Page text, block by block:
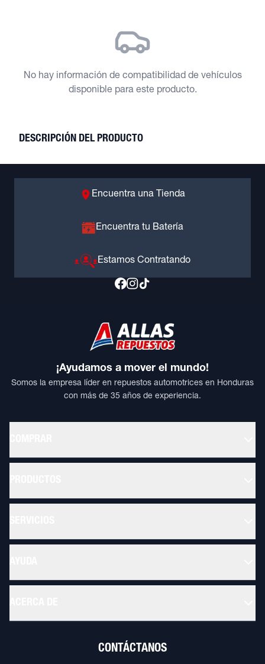
No hay información de compatibilidad de vehículos
disponible para este producto.
DESCRIPCIÓN DEL PRODUCTO
Encuentra una Tienda
Encuentra tu Batería
Estamos Contratando
¡Ayudamos a mover el mundo!
Somos la empresa líder en repuestos automotrices en Honduras
con más de 35 años de experiencia.
CONTÁCTANOS